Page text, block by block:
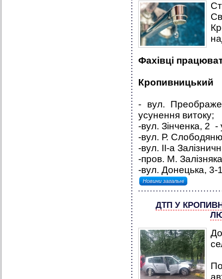
Фахівці
Кропивницький
-
вул.
усунення витоку;
-вул. Зінченка, 2 -
-вул. Р.
-вул. ІІ-а
-пров. М.
-вул. Донецька, 3-
Новини загальні
ДТП У